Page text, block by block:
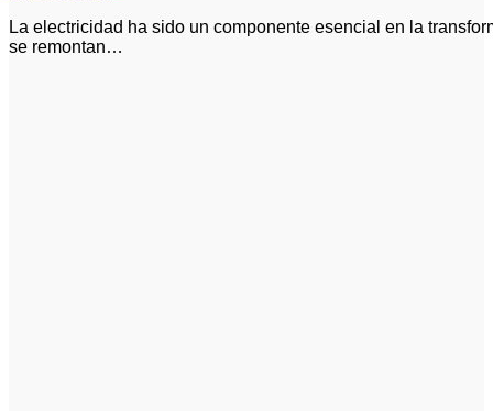
La electricidad ha sido un componente esencial en la transformación de la vida contemporánea. Sus orígenes
se remontan…